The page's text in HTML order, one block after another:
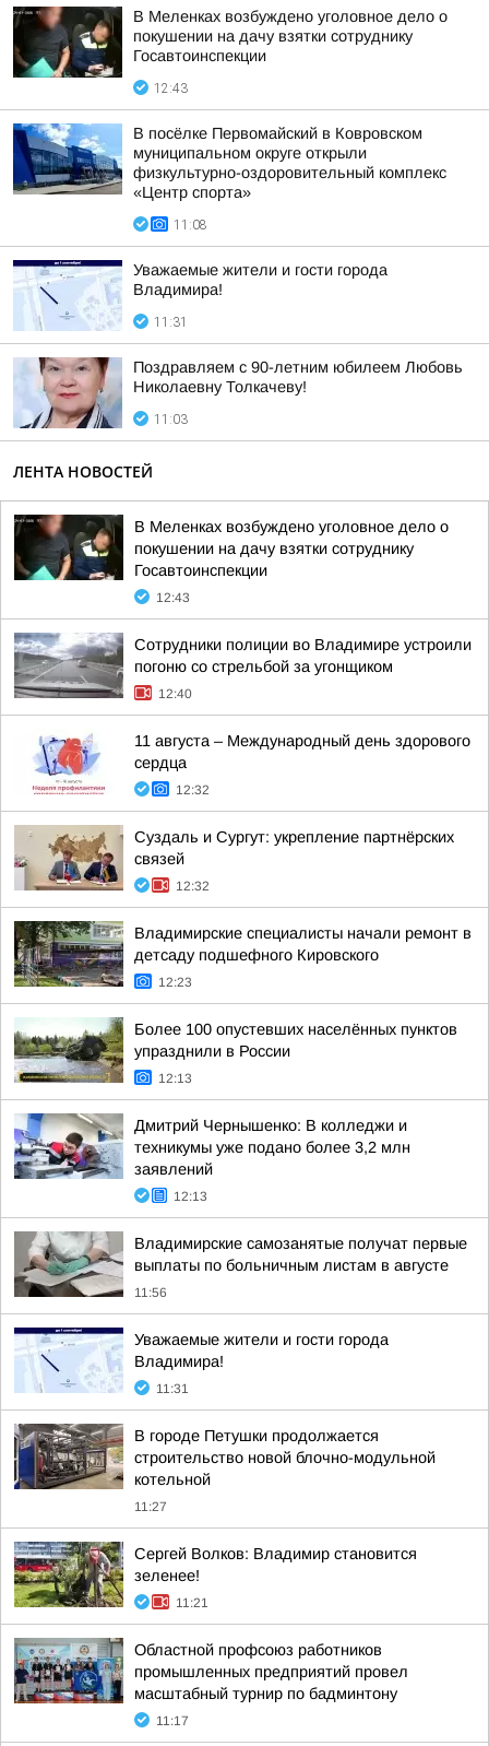
В Меленках возбуждено уголовное дело о
покушении на дачу взятки сотруднику
Госавтоинспекции
12:43
В посёлке Первомайский в Ковровском
муниципальном округе открыли
физкультурно-оздоровительный комплекс
«Центр спорта»
11:08
Уважаемые жители и гости города
Владимира!
11:31
Поздравляем с 90-летним юбилеем Любовь
Николаевну Толкачеву!
11:03
ЛЕНТА НОВОСТЕЙ
В Меленках возбуждено уголовное дело о
покушении на дачу взятки сотруднику
Госавтоинспекции
12:43
Сотрудники полиции во Владимире устроили
погоню со стрельбой за угонщиком
12:40
11 августа – Международный день здорового
сердца
12:32
Суздаль и Сургут: укрепление партнёрских
связей
12:32
Владимирские специалисты начали ремонт в
детсаду подшефного Кировского
12:23
Более 100 опустевших населённых пунктов
упразднили в России
12:13
Дмитрий Чернышенко: В колледжи и
техникумы уже подано более 3,2 млн
заявлений
12:13
Владимирские самозанятые получат первые
выплаты по больничным листам в августе
11:56
Уважаемые жители и гости города
Владимира!
11:31
В городе Петушки продолжается
строительство новой блочно-модульной
котельной
11:27
Сергей Волков: Владимир становится
зеленее!
11:21
Областной профсоюз работников
промышленных предприятий провел
масштабный турнир по бадминтону
11:17